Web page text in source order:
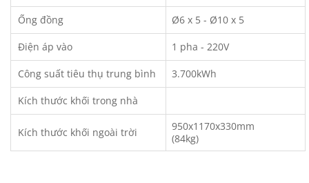
Ống đồng Ø6 x 5 - Ø10 x 5
Điện áp vào 1 pha - 220V
Công suất tiêu thụ trung bình 3.700kWh
Kích thước khối trong nhà
Kích thước khối ngoài trời
950x1170x330mm
(84kg)